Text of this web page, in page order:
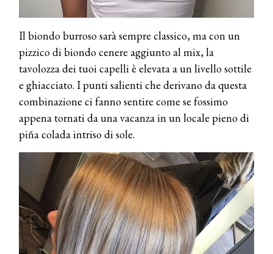
Il biondo burroso sarà sempre classico, ma con un
pizzico di biondo cenere aggiunto al mix, la
tavolozza dei tuoi capelli è elevata a un livello sottile
e ghiacciato. I punti salienti che derivano da questa
combinazione ci fanno sentire come se fossimo
appena tornati da una vacanza in un locale pieno di
piña colada intriso di sole.